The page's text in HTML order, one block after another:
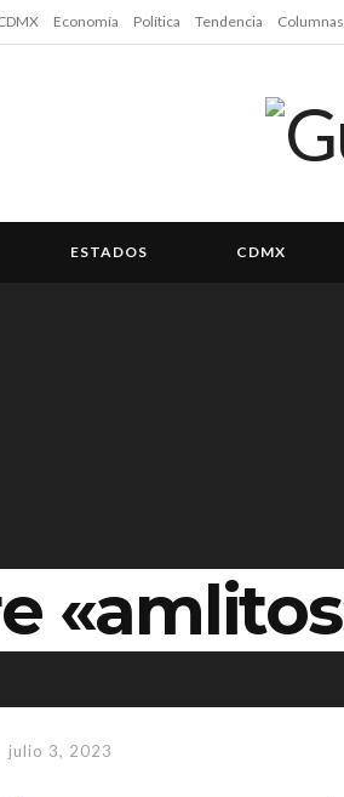
Economía Política Tendencia Columnas
ESTADOS CDMX
julio 3, 2023